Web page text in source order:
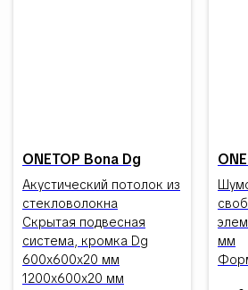
ONETOP Bona Dg
Акустический потолок из
стекловолокна
Скрытая подвесная
система, кромка Dg
600х600х20 мм
1200х600х20 мм
мм